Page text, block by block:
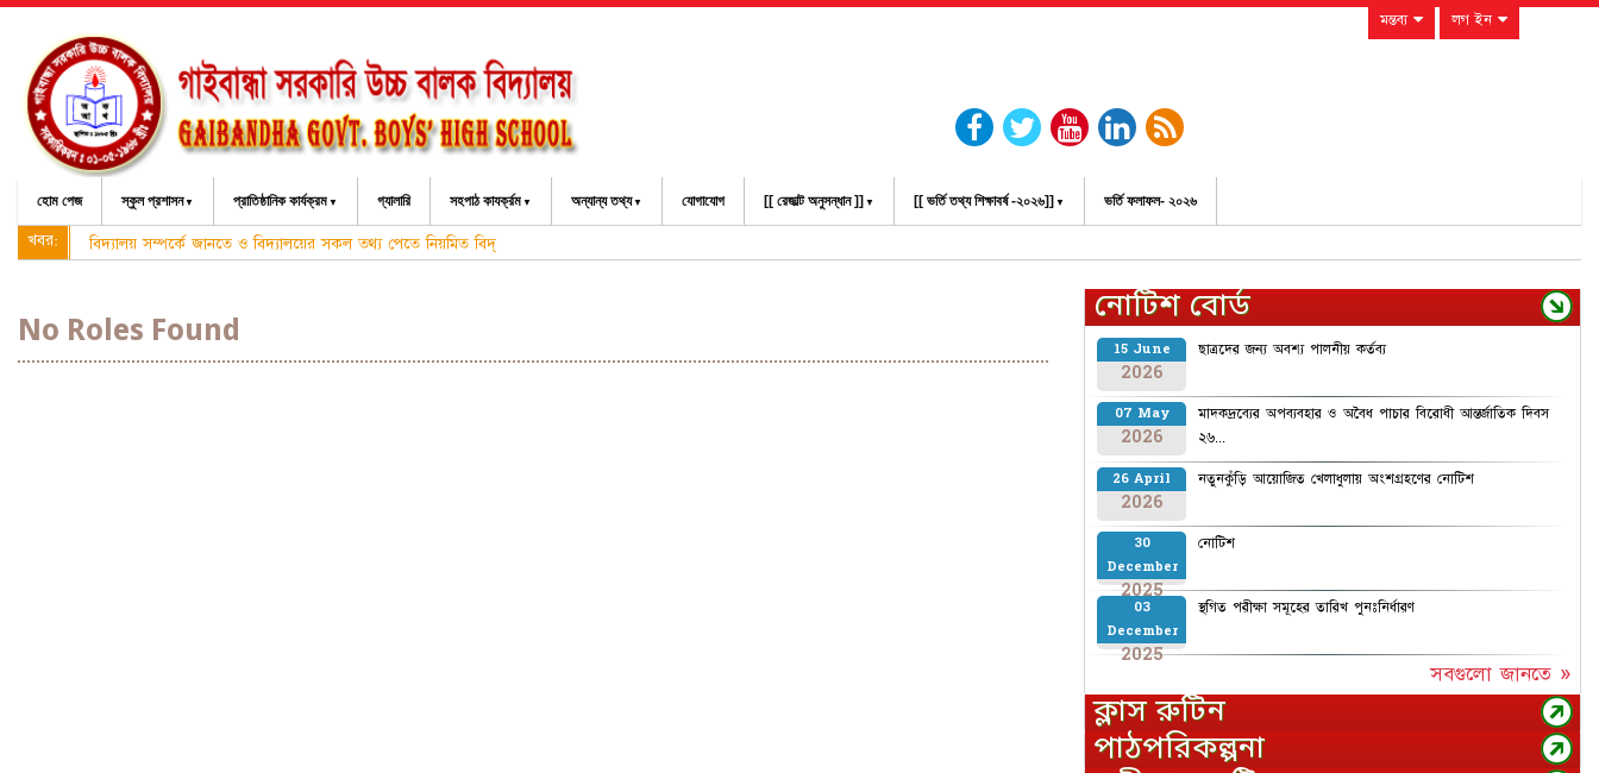
মন্তব্য লগ ইন
হোম পেজ স্কুল প্রশাসন প্রাতিষ্ঠানিক কার্যক্রম গ্যালারি সহপাঠ কাযর্ক্রম অন্যান্য তথ্য যোগাযোগ [[ রেজাল্ট অনুসন্ধান ]] [[ ভর্তি তথ্য শিক্ষাবর্ষ -২০২৬]] ভর্তি ফলাফল- ২০২৬
খবর: বিদ্যালয় সম্পর্কে জানতে ও বিদ্যালয়ের সকল তথ্য পেতে নিয়মিত বিদ্যালয়ের ওয়েব
No Roles Found
নোটিশ বোর্ড
15 June
2026
ছাত্রদের জন্য অবশ্য পালনীয় কর্তব্য
07 May
2026
মাদকদ্রব্যের অপব্যবহার ও অবৈধ পাচার বিরোধী আন্তর্জাতিক দিবস
২৬...
26 April
2026
নতুনকুঁড়ি আয়োজিত খেলাধুলায় অংশগ্রহণের নোটিশ
30
December
2025
নোটিশ
03
December
2025
স্থগিত পরীক্ষা সমূহের তারিখ পুনঃনির্ধারণ
সবগুলো জানতে »
ক্লাস রুটিন
পাঠপরিকল্পনা